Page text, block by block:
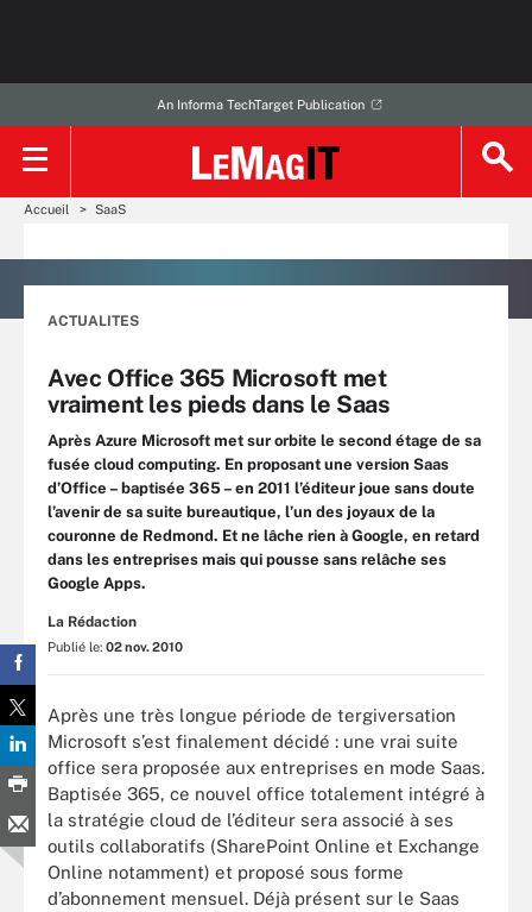
An Informa TechTarget Publication
Accueil SaaS
ACTUALITES
Avec Office 365 Microsoft met
vraiment les pieds dans le Saas
Après Azure Microsoft met sur orbite le second étage de sa
fusée cloud computing. En proposant une version Saas
d’Office – baptisée 365 – en 2011 l’éditeur joue sans doute
l’avenir de sa suite bureautique, l’un des joyaux de la
couronne de Redmond. Et ne lâche rien à Google, en retard
dans les entreprises mais qui pousse sans relâche ses
Google Apps.
La Rédaction
Publié le: 02 nov. 2010
Après une très longue période de tergiversation
Microsoft s’est finalement décidé : une vrai suite
office sera proposée aux entreprises en mode Saas.
Baptisée 365, ce nouvel office totalement intégré à
la stratégie cloud de l’éditeur sera associé à ses
outils collaboratifs (SharePoint Online et Exchange
Online notamment) et proposé sous forme
d’abonnement mensuel. Déjà présent sur le Saas